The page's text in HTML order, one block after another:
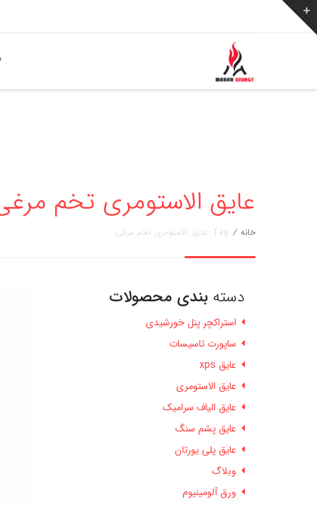
عایق الاستومری تخم مرغی » مهار
خانه / Tag: عایق الاستومری تخم مرغی
دسته بندی محصولات
استراکچر پنل خورشیدی
ساپورت تاسیسات
عایق xps
عایق الاستومری
عایق الیاف سرامیک
عایق پشم سنگ
عایق پلی یورتان
وبلاگ
ورق آلومینیوم